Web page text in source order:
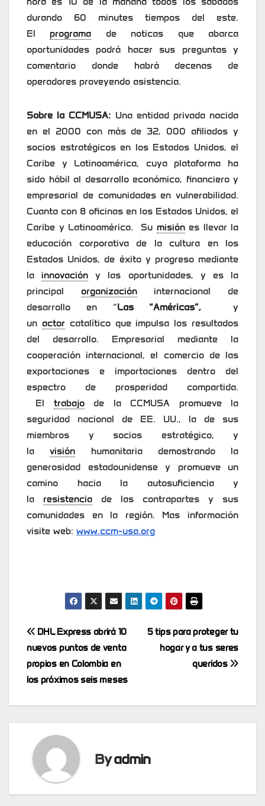
durando 60 minutes tiempos del este.
Elprograma de noticas que abarca
oportunidades podrá hacer sus preguntas y
comentario donde habrá decenas de
operadores proveyendo asistencia.
Sobre la CCMUSA: Una entidad privada nacida
en el 2000 con más de 32, 000 afiliados y
socios estratégicos en los Estados Unidos, el
Caribe y Latinoamérica, cuya plataforma ha
sido hábil al desarrollo económico, financiero y
empresarial de comunidades en vulnerabilidad.
Cuanta con 8 oficinas en los Estados Unidos, el
Caribe y Latinoamérica. Su misiónes llevar la
educación corporativa de la cultura en los
Estados Unidos, de éxito y progreso mediante
lainnovación y las oportunidades, y es la
principal organizacióninternacional de
desarrollo en “Las “Américas”,
y
un actor catalítico que impulsa los resultados
del desarrollo. Empresarial mediante la
cooperación internacional, el comercio de las
exportaciones e importaciones dentro del
espectro de prosperidad compartida.
El trabajode la CCMUSA promueve la
seguridad nacional de EE. UU., la de sus
miembros y socios estratégico, y
lavisión humanitaria demostrando la
generosidad estadounidense y promueve un
camino hacia la autosuficiencia y
la resistencia de las contrapartes y sus
comunidades en la región. Mas información
visite web: www.ccm-usa.org
Post
navigation
5 tips para proteger tu
hogar y a tus seres
queridos
DHL Express abrirá 10
nuevos puntos de venta
propios en Colombia en
los próximos seis meses
Byadmin